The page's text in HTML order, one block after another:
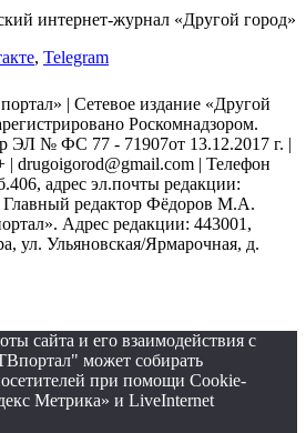
интернет-журнал «Другой город»
, Telegram
| Сетевое издание «Другой
Роскомнадзором.
ЭЛ № ФС 77 - 71907от 13.12.2017 г. |
| drugoigorod@gmail.com | Телефон
адрес эл.почты редакции:
Главный редактор Фёдоров М.А.
Адрес редакции: 443001,
ул. Ульяновская/Ярмарочная, д.
сайта и его взаимодействия с
может собирать
при помощи Cookie-
Метрика» и LiveInternet